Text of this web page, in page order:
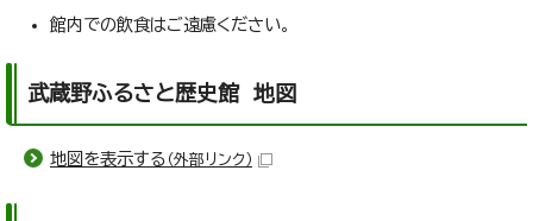
館内での飲食はご遠慮ください。
武蔵野ふるさと歴史館 地図
地図を表示する （外部リンク）